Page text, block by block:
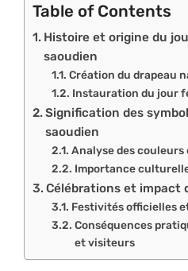
Table of Contents
Histoire et origine du
saoudien
Création du drapeau
Instauration du jour
Signification des
saoudien
Analyse des couleurs
Importance
Célébrations et impact
Festivités officielles
Conséquences
et visiteurs